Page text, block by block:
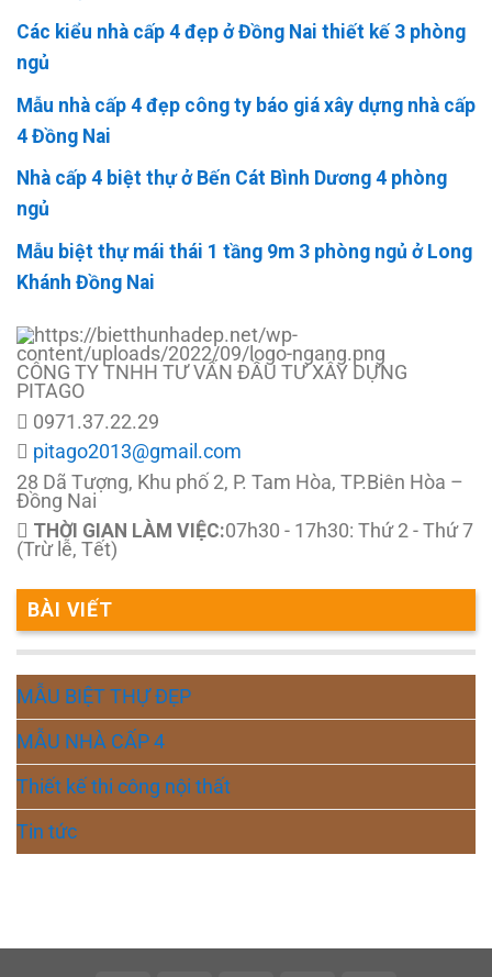
Các kiểu nhà cấp 4 đẹp ở Đồng Nai thiết kế 3 phòng
ngủ
Mẫu nhà cấp 4 đẹp công ty báo giá xây dựng nhà cấp
4 Đồng Nai
Nhà cấp 4 biệt thự ở Bến Cát Bình Dương 4 phòng
ngủ
Mẫu biệt thự mái thái 1 tầng 9m 3 phòng ngủ ở Long
Khánh Đồng Nai
CÔNG TY TNHH TƯ VẤN ĐẦU TƯ XÂY DỰNG
PITAGO
0971.37.22.29
pitago2013@gmail.com
28 Dã Tượng, Khu phố 2, P. Tam Hòa, TP.Biên Hòa –
Đồng Nai
THỜI GIAN LÀM VIỆC:07h30 - 17h30: Thứ 2 - Thứ 7
(Trừ lễ, Tết)
BÀI VIẾT
MẪU BIỆT THỰ ĐẸP
MẪU NHÀ CẤP 4
Thiết kế thi công nội thất
Tin tức